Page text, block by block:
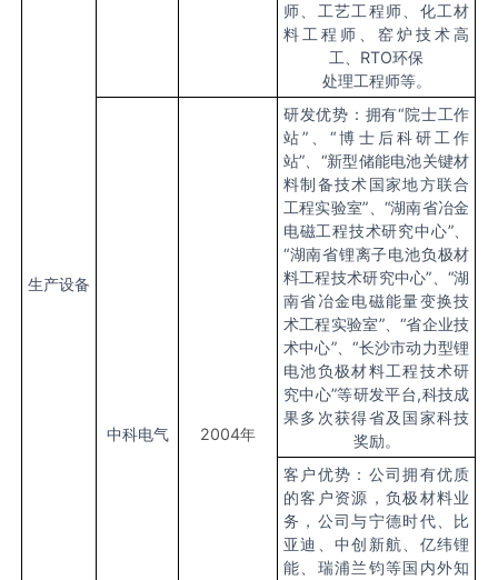
生产设备
师、工艺工程师、化工材
料工程师、窑炉技术高
工、RTO环保
处理工程师等。
中科电气 2004年
研发优势：拥有“院士工作
站”、“博士后科研工作
站”、“新型储能电池关键材
料制备技术国家地方联合
工程实验室”、“湖南省冶金
电磁工程技术研究中心”、
“湖南省锂离子电池负极材
料工程技术研究中心”、“湖
南省冶金电磁能量变换技
术工程实验室”、“省企业技
术中心”、“长沙市动力型锂
电池负极材料工程技术研
究中心”等研发平台,科技成
果多次获得省及国家科技
奖励。
客户优势：公司拥有优质
的客户资源，负极材料业
务，公司与宁德时代、比
亚迪、中创新航、亿纬锂
能、瑞浦兰钧等国内外知